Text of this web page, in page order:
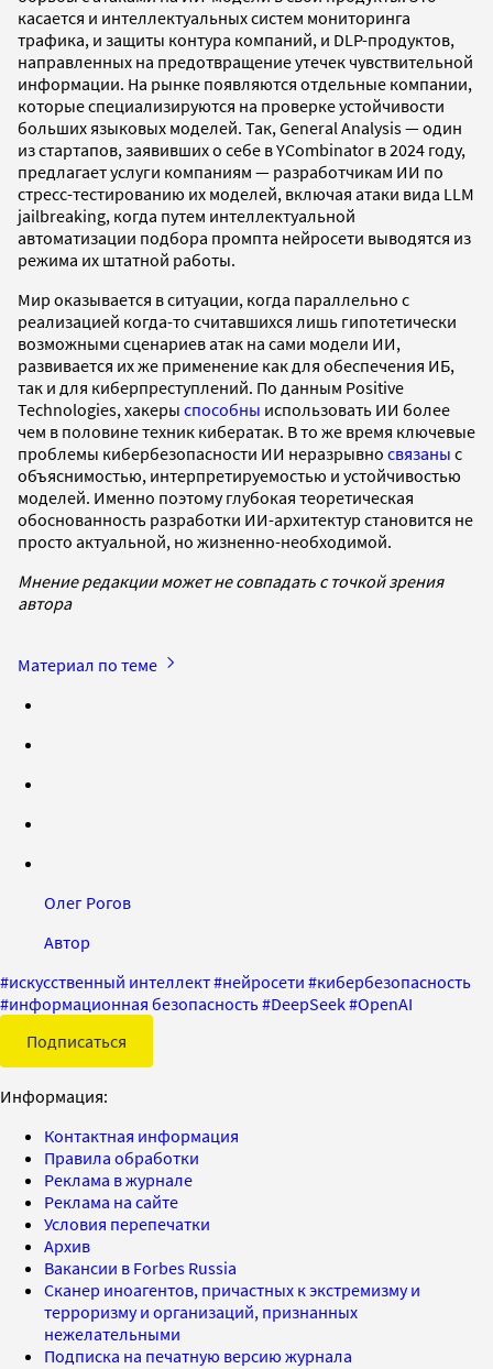
касается и интеллектуальных систем мониторинга
трафика, и защиты контура компаний, и DLP-продуктов,
направленных на предотвращение утечек чувствительной
информации. На рынке появляются отдельные компании,
которые специализируются на проверке устойчивости
больших языковых моделей. Так, General Analysis — один
из стартапов, заявивших о себе в YCombinator в 2024 году,
предлагает услуги компаниям — разработчикам ИИ по
стресс-тестированию их моделей, включая атаки вида LLM
jailbreaking, когда путем интеллектуальной
автоматизации подбора промпта нейросети выводятся из
режима их штатной работы.
Мир оказывается в ситуации, когда параллельно с
реализацией когда-то считавшихся лишь гипотетически
возможными сценариев атак на сами модели ИИ,
развивается их же применение как для обеспечения ИБ,
так и для киберпреступлений. По данным Positive
Technologies, хакеры способны использовать ИИ более
чем в половине техник кибератак. В то же время ключевые
проблемы кибербезопасности ИИ неразрывно связаны с
объяснимостью, интерпретируемостью и устойчивостью
моделей. Именно поэтому глубокая теоретическая
обоснованность разработки ИИ-архитектур становится не
просто актуальной, но жизненно-необходимой.
Мнение редакции может не совпадать с точкой зрения
автора
Материал по теме
Олег Рогов
Автор
#искусственный интеллект#нейросети #кибербезопасность
#информационная безопасность#DeepSeek#OpenAI
Подписаться
Информация:
Контактная информация
Правила обработки
Реклама в журнале
Реклама на сайте
Условия перепечатки
Архив
Вакансии в Forbes Russia
Сканер иноагентов, причастных к экстремизму и
терроризму и организаций, признанных
нежелательными
Подписка на печатную версию журнала